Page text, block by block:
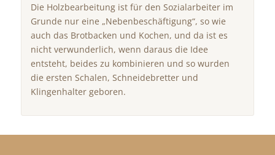
Die Holzbearbeitung ist für den Sozialarbeiter im
Grunde nur eine „Nebenbeschäftigung“, so wie
auch das Brotbacken und Kochen, und da ist es
nicht verwunderlich, wenn daraus die Idee
entsteht, beides zu kombinieren und so wurden
die ersten Schalen, Schneidebretter und
Klingenhalter geboren.